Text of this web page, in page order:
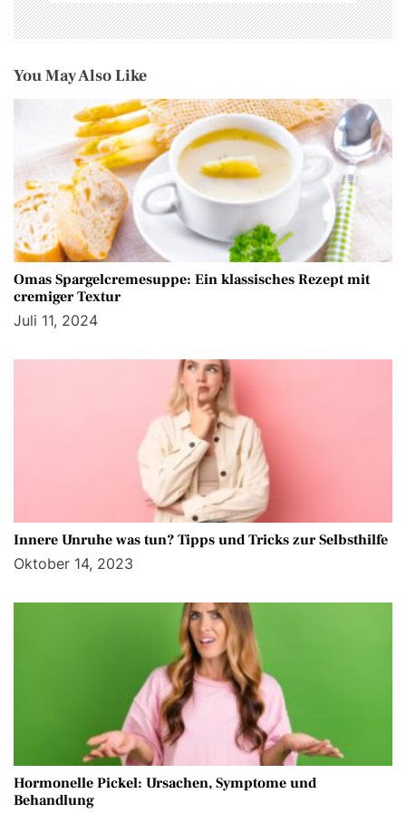
n
You May Also Like
Omas Spargelcremesuppe: Ein klassisches Rezept mit
cremiger Textur
Juli 11, 2024
Innere Unruhe was tun? Tipps und Tricks zur Selbsthilfe
Oktober 14, 2023
Hormonelle Pickel: Ursachen, Symptome und
Behandlung